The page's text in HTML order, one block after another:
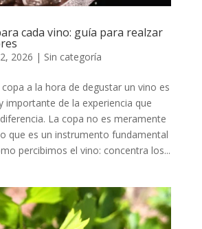
cada vino: guía para realzar
2026 | Sin categoría
a la hora de degustar un vino es
importante de la experiencia que
La copa no es meramente
que es un instrumento fundamental
percibimos el vino: concentra los...